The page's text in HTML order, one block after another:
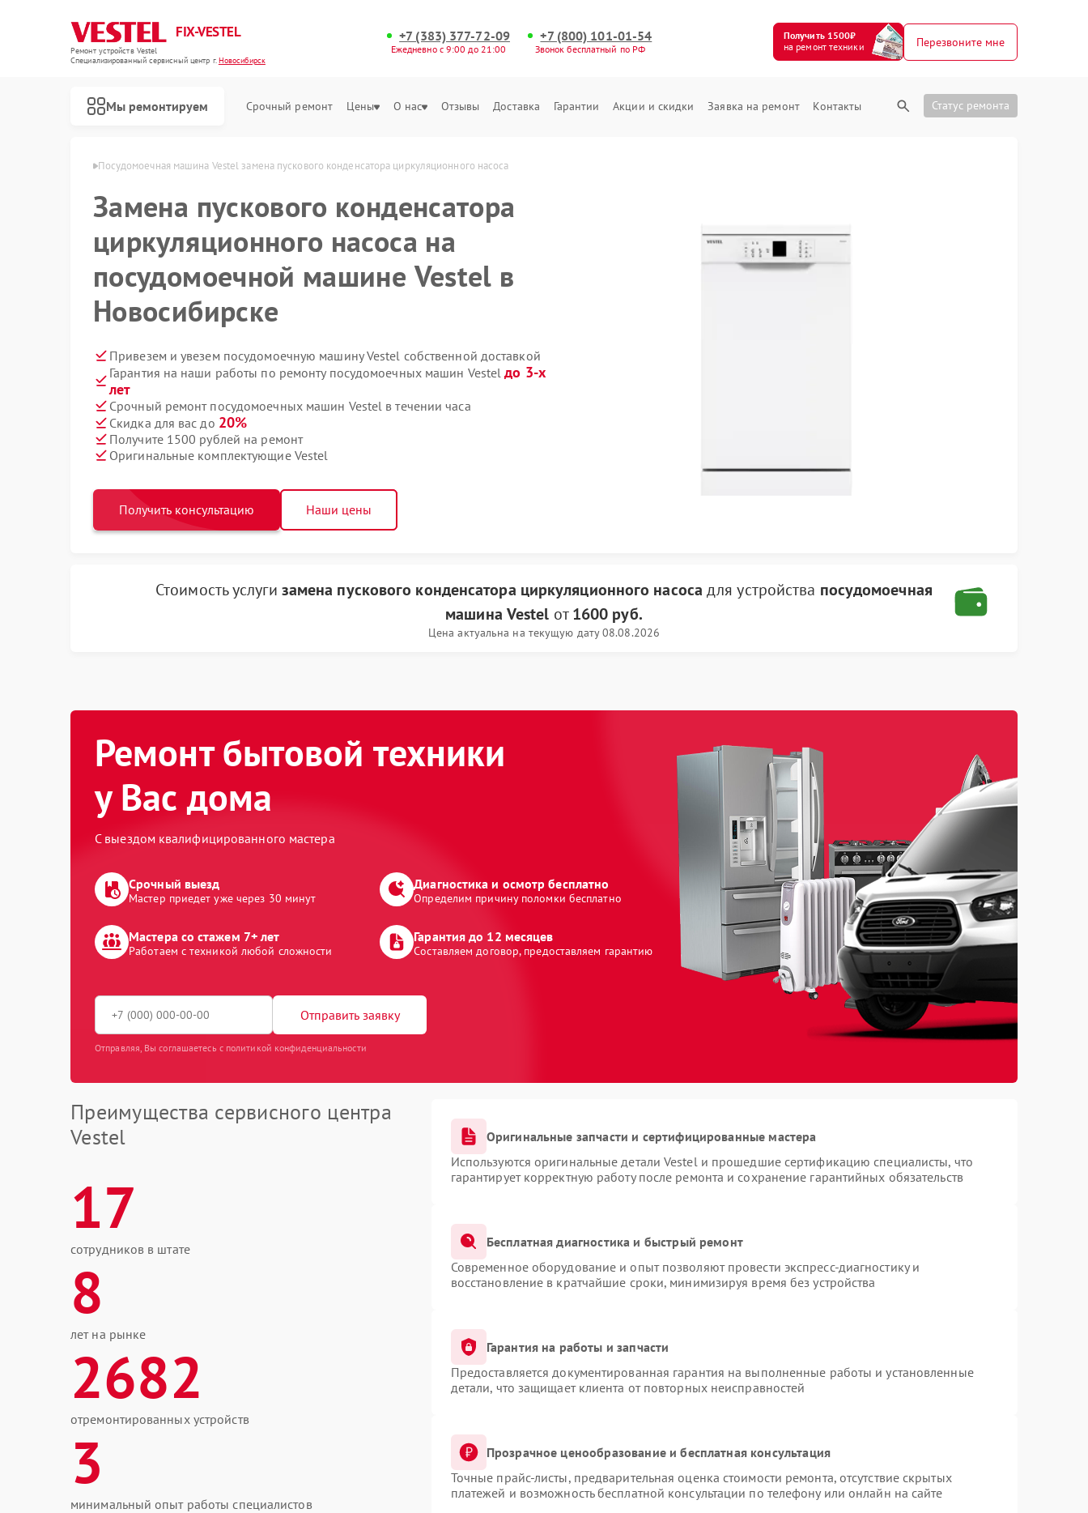
FIX-VESTEL
Ремонт устройств Vestel
Специализированный cервисный центр г.Новосибирск
+7 (383) 377-72-09
Ежедневно с 9:00 до 21:00
+7 (800) 101-01-54
Звонок бесплатный по РФ
Получить 1500₽
на ремонт техники
Перезвоните мне
Мы ремонтируем Срочный ремонт Цены О нас Отзывы Доставка Гарантии Акции и скидки Заявка на ремонт Контакты Статус ремонта
Посудомоечная машина Vestel замена пускового конденсатора циркуляционного насоса
Замена пускового конденсатора
циркуляционного насоса на
посудомоечной машине Vestel в
Новосибирске
Привезем и увезем посудомоечную машину Vestel собственной доставкой
Гарантия на наши работы по ремонту посудомоечных машин Vestelдо 3-х
лет
Срочный ремонт посудомоечных машин Vestel в течении часа
Скидка для вас до 20%
Получите 1500 рублей на ремонт
Оригинальные комплектующие Vestel
Получить консультацию Наши цены
Стоимость услуги замена пускового конденсатора циркуляционного насоса для устройства посудомоечная
машина Vestel от1600 руб.
Цена актуальна на текущую дату 08.08.2026
Ремонт бытовой техники
у Вас дома
С выездом квалифицированного мастера
Срочный выезд
Мастер приедет уже через 30 минут
Диагностика и осмотр бесплатно
Определим причину поломки бесплатно
Мастера со стажем 7+ лет
Работаем с техникой любой сложности
Гарантия до 12 месяцев
Составляем договор, предоставляем гарантию
Отправить заявку
Отправляя, Вы соглашаетесь с политикой конфиденциальности
Преимущества сервисного центра
Vestel
17
сотрудников в штате
8
лет на рынке
2682
отремонтированных устройств
3
минимальный опыт работы специалистов
Оригинальные запчасти и сертифицированные мастера
Используются оригинальные детали Vestel и прошедшие сертификацию специалисты, что
гарантирует корректную работу после ремонта и сохранение гарантийных обязательств
Бесплатная диагностика и быстрый ремонт
Современное оборудование и опыт позволяют провести экспресс-диагностику и
восстановление в кратчайшие сроки, минимизируя время без устройства
Гарантия на работы и запчасти
Предоставляется документированная гарантия на выполненные работы и установленные
детали, что защищает клиента от повторных неисправностей
Прозрачное ценообразование и бесплатная консультация
Точные прайс-листы, предварительная оценка стоимости ремонта, отсутствие скрытых
платежей и возможность бесплатной консультации по телефону или онлайн на сайте